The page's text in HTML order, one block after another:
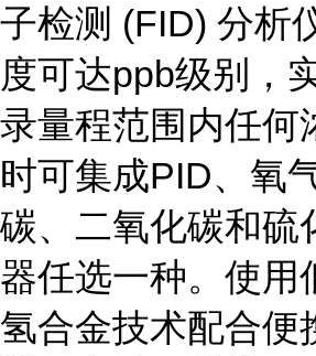
子检测 (FID) 分析
度可达ppb级别，
录量程范围内任何
时可集成PID、氧
碳、二氧化碳和硫
器任选一种。使用
氢合金技术配合便